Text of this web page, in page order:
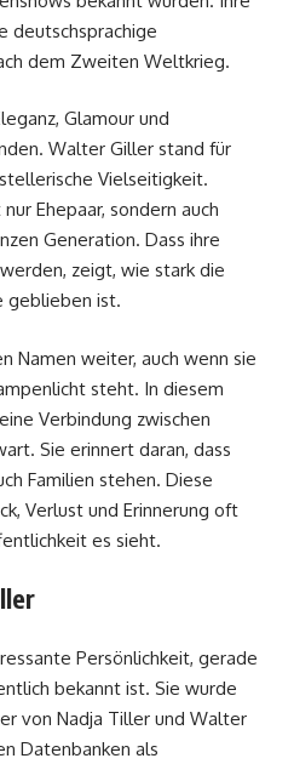
deutschsprachige
dem Zweiten Weltkrieg.
Glamour und
Walter Giller stand für
Vielseitigkeit.
Ehepaar, sondern auch
Generation. Dass ihre
zeigt, wie stark die
geblieben ist.
Namen weiter, auch wenn sie
steht. In diesem
Verbindung zwischen
Sie erinnert daran, dass
Familien stehen. Diese
Verlust und Erinnerung oft
es sieht.
Persönlichkeit, gerade
bekannt ist. Sie wurde
von Nadja Tiller und Walter
Datenbanken als